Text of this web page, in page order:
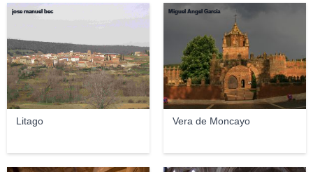
Litago
jose manuel bec
Vera de Moncayo
Miguel Ángel García